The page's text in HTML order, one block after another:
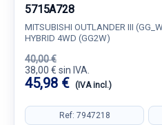
5715A728
MITSUBISHI OUTLANDER III
HYBRID 4WD (GG2W)
40,00 €
38,00 € sin IVA.
45,98 € (IVA incl.)
Ref: 7947218